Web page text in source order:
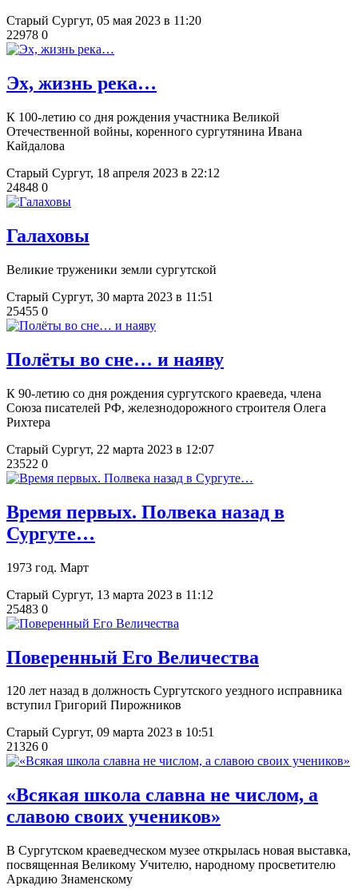
Старый Сургут, 05 мая 2023 в 11:20
22978 0
Эх, жизнь река…
К 100-летию со дня рождения участника Великой
Отечественной войны, коренного сургутянина Ивана
Кайдалова
Старый Сургут, 18 апреля 2023 в 22:12
24848 0
​Галаховы
Великие труженики земли сургутской
Старый Сургут, 30 марта 2023 в 11:51
25455 0
Полёты во сне… и наяву
К 90-летию со дня рождения сургутского краеведа, члена
Союза писателей РФ, железнодорожного строителя Олега
Рихтера
Старый Сургут, 22 марта 2023 в 12:07
23522 0
Время первых. Полвека назад в
Сургуте…
1973 год. Март
Старый Сургут, 13 марта 2023 в 11:12
25483 0
Поверенный Его Величества
120 лет назад в должность Сургутского уездного исправника
вступил Григорий Пирожников
Старый Сургут, 09 марта 2023 в 10:51
21326 0
«Всякая школа славна не числом, а
славою своих учеников»
В Сургутском краеведческом музее открылась новая выставка,
посвященная Великому Учителю, народному просветителю
Аркадию Знаменскому